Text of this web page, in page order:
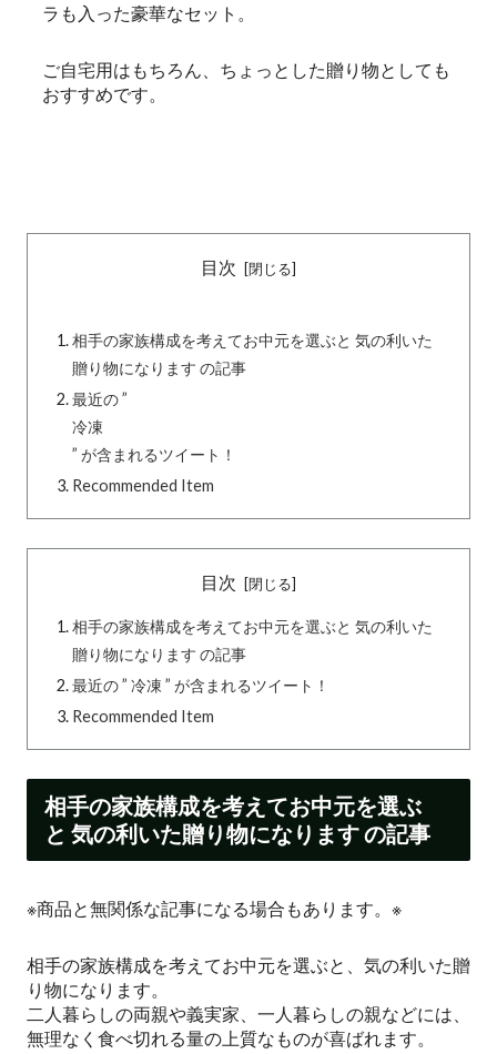
ラも入った豪華なセット。
ご自宅用はもちろん、ちょっとした贈り物としても
おすすめです。
目次
相手の家族構成を考えてお中元を選ぶと 気の利いた
贈り物になります の記事
最近の ”
冷凍
” が含まれるツイート！
Recommended Item
目次
相手の家族構成を考えてお中元を選ぶと 気の利いた
贈り物になります の記事
最近の ” 冷凍 ” が含まれるツイート！
Recommended Item
相手の家族構成を考えてお中元を選ぶ
と 気の利いた贈り物になります の記事
※商品と無関係な記事になる場合もあります。※
相手の家族構成を考えてお中元を選ぶと、気の利いた贈
り物になります。
二人暮らしの両親や義実家、一人暮らしの親などには、
無理なく食べ切れる量の上質なものが喜ばれます。